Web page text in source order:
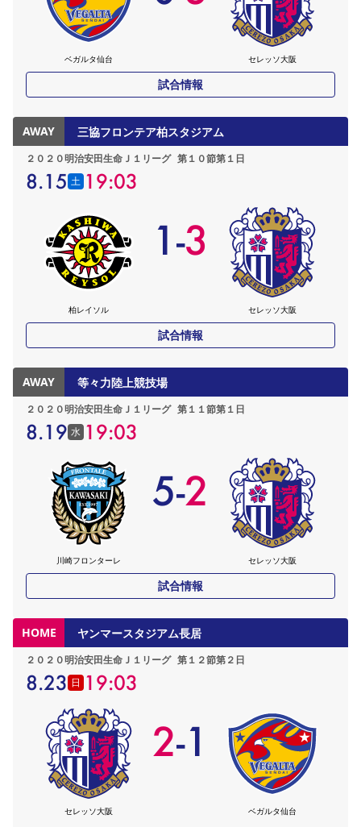
ベガルタ仙台 セレッソ大阪
試合情報
AWAY 三協フロンテア柏スタジアム
２０２０明治安田生命Ｊ１リーグ 第１０節第１日
8.15 土 19:03
柏レイソル
1-3
セレッソ大阪
試合情報
AWAY 等々力陸上競技場
２０２０明治安田生命Ｊ１リーグ 第１１節第１日
8.19 水 19:03
川崎フロンターレ
5-2
セレッソ大阪
試合情報
HOME ヤンマースタジアム長居
２０２０明治安田生命Ｊ１リーグ 第１２節第２日
8.23 日 19:03
セレッソ大阪
2-1
ベガルタ仙台